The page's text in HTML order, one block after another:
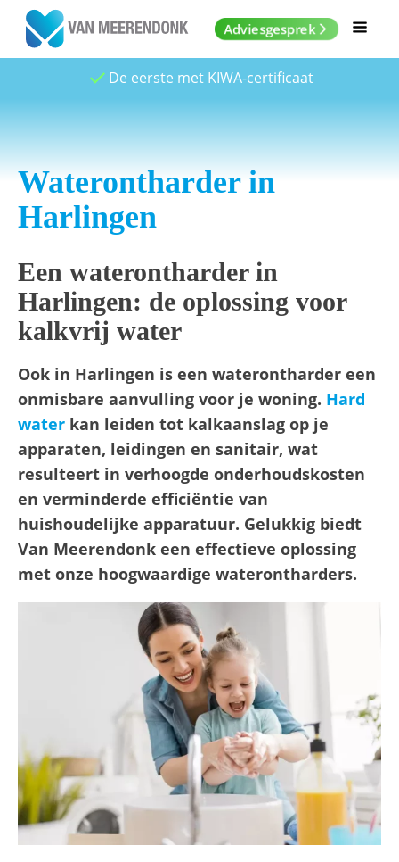
Adviesgesprek
De eerste met KIWA-certificaat
Waterontharder in
Harlingen
Een waterontharder in
Harlingen: de oplossing voor
kalkvrij water
Ook in Harlingen is een waterontharder een
onmisbare aanvulling voor je woning. Hard
water kan leiden tot kalkaanslag op je
apparaten, leidingen en sanitair, wat
resulteert in verhoogde onderhoudskosten
en verminderde efficiëntie van
huishoudelijke apparatuur. Gelukkig biedt
Van Meerendonk een effectieve oplossing
met onze hoogwaardige waterontharders.